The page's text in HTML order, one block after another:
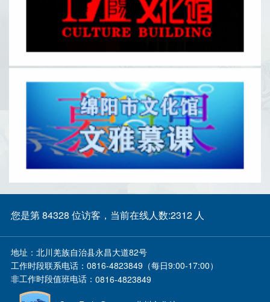
您是第 84328 位访客，当前在线人数:2312 人
地址： 北川羌族自治县永昌大道82号
工作时段联系电话： 0816-4823849（每日9:00-17:00）
非工作时段值班电话： 0816-4823849